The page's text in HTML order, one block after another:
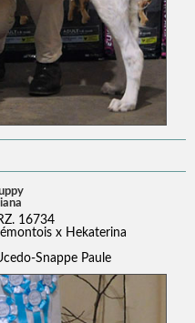
16734
x Hekaterina
Snappe Paule